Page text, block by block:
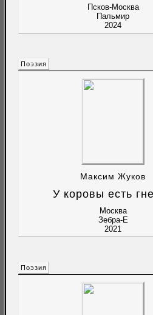
Псков-Москва
Пальмир
2024
Поэзия
Максим Жуков
У коровы есть
Москва
Зебра-Е
2021
Поэзия